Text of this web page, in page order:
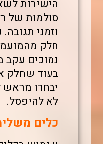
הישירות
סולמות של
וזמני תגובה.
חלק
נמוכים עקב
בעוד שחלק
יבחרו מראש
לא להיפסל.
כלים